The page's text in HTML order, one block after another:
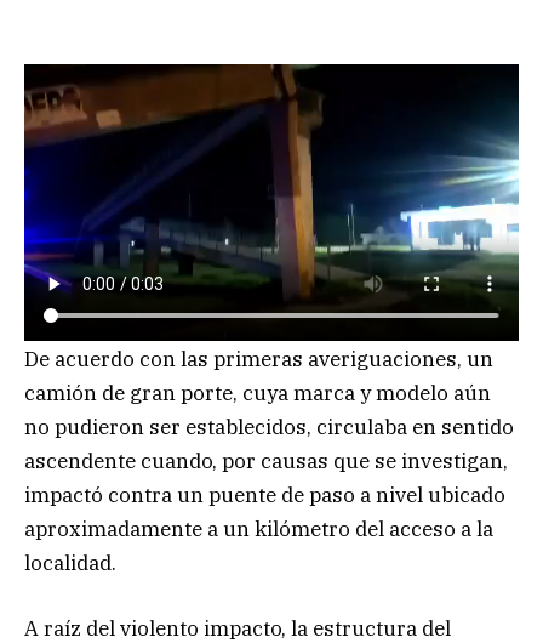
De acuerdo con las primeras averiguaciones, un
camión de gran porte, cuya marca y modelo aún
no pudieron ser establecidos, circulaba en sentido
ascendente cuando, por causas que se investigan,
impactó contra un puente de paso a nivel ubicado
aproximadamente a un kilómetro del acceso a la
localidad.
A raíz del violento impacto, la estructura del